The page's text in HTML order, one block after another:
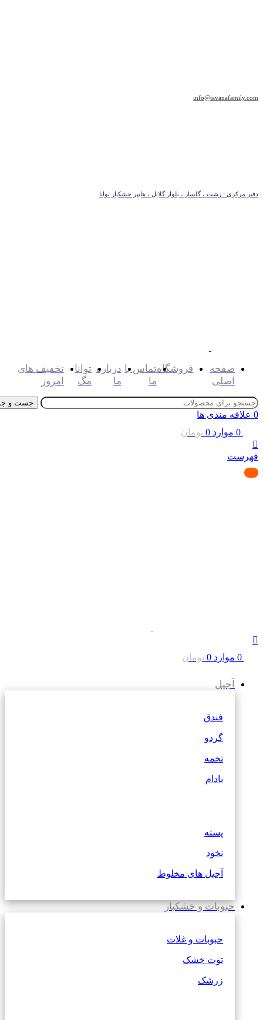
info@tavanafamily.com
دفتر مرکزی : رشت ، گلسار ، بلوار گلایل ، هایپر خشکبار توانا
صفحه
اصلی
فروشگاهتماس با
ما
درباره
ما
توانا
مگ
تخفیف های
امروز
جست و
0 علاقه مندی ها
0 موارد 0 تومان
فهرست
0 موارد 0 تومان
آجیل
فندق
گردو
تخمه
بادام
پسته
نخود
آجیل های مخلوط
حبوبات و خشکبار
حبوبات و غلات
توت خشک
زرشک